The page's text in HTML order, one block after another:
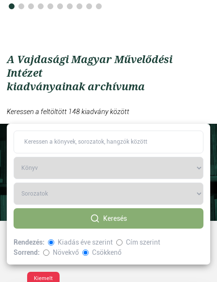
A Vajdasági Magyar Művelődési
Intézet
kiadványainak archívuma
Keressen a feltöltött 148 kiadvány között
Keresés
Rendezés: Kiadás éve szerint
Cím szerint
Sorrend:
Növekvő Csökkenő
Kiválasztott címke:értéktár
Kiemelt